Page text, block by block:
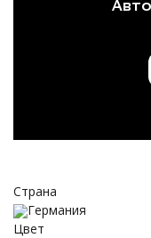
Страна
Германия
Цвет